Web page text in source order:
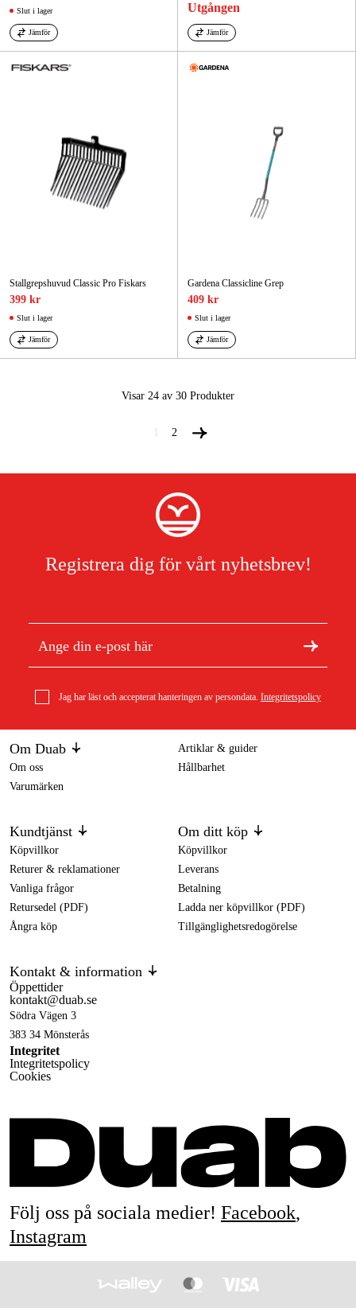
Slut i lager
Jämför
Utgången
Jämför
Stallgrepshuvud Classic Pro Fiskars
399 kr
Slut i lager
Jämför
Gardena Classicline Grep
409 kr
Slut i lager
Jämför
Visar 24 av 30 Produkter
2
Registrera dig för vårt nyhetsbrev!
Jag har läst och accepterat hanteringen av persondata. Integritetspolicy
Om Duab
Om oss
Varumärken
Artiklar & guider
Hållbarhet
Kundtjänst
Köpvillkor
Returer & reklamationer
Vanliga frågor
Retursedel (PDF)
Ångra köp
Om ditt köp
Köpvillkor
Leverans
Betalning
Ladda ner köpvillkor (PDF)
Tillgänglighetsredogörelse
Kontakt & information
Öppettider
kontakt@duab.se
Södra Vägen 3
383 34 Mönsterås
Integritet
Integritetspolicy
Cookies
Följ oss på sociala medier! Facebook,
Instagram